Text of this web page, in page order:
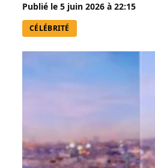
Publié le 5 juin 2026 à 22:15
CÉLÉBRITÉ